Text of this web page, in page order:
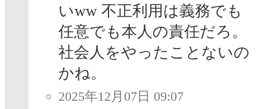
いww 不正利用は義務でも
任意でも本人の責任だろ。
社会人をやったことないの
かね。
2025年12月07日 09:07